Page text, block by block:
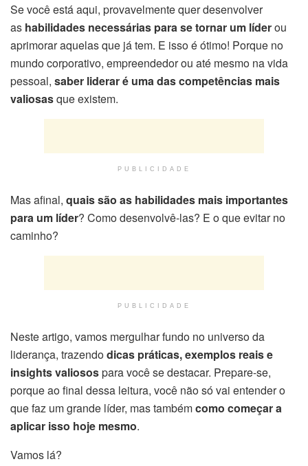
Se você está aqui, provavelmente quer desenvolver
as habilidades necessárias para se tornar um líderou
aprimorar aquelas que já tem. E isso é ótimo! Porque no
mundo corporativo, empreendedor ou até mesmo na vida
pessoal, saber liderar é uma das competências mais
valiosasque existem.
PUBLICIDADE
Mas afinal, quais são as habilidades mais importantes
para um líder? Como desenvolvê-las? E o que evitar no
caminho?
PUBLICIDADE
Neste artigo, vamos mergulhar fundo no universo da
liderança, trazendodicas práticas, exemplos reais e
insights valiosospara você se destacar. Prepare-se,
porque ao final dessa leitura, você não só vai entender o
que faz um grande líder, mas tambémcomo começar a
aplicar isso hoje mesmo.
Vamos lá?